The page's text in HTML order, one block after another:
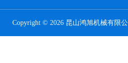
Copyright © 2026 昆山鸿旭机械有限